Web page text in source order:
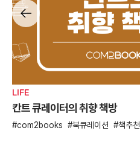
LIFE
칸트 큐레이터의 취향 책방
com2books 북큐레이션 책추천